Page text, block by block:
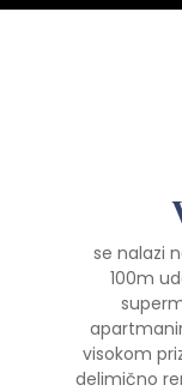
se nalazi
100m
visokom
delimično